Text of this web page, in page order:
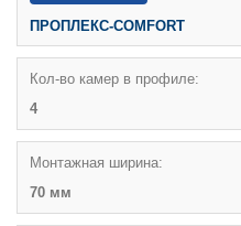
ПРОПЛЕКС-COMFORT
Кол-во камер в профиле:
4
Монтажная ширина:
70 мм